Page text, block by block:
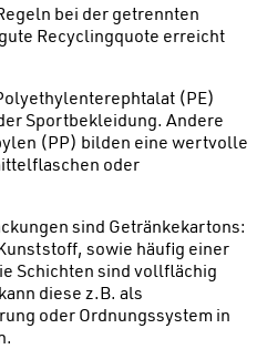
bei der getrennten
Recyclingquote erreicht
(PE)
Sportbekleidung. Andere
(PP) bilden eine wertvolle
oder
sind Getränkekartons:
sowie häufig einer
Schichten sind vollflächig
diese z.B. als
oder Ordnungssystem in